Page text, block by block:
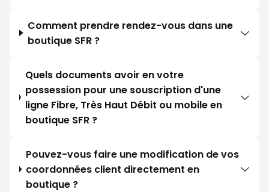
Comment prendre rendez-vous dans une
boutique SFR ?
Quels documents avoir en votre
possession pour une souscription d'une
ligne Fibre, Très Haut Débit ou mobile en
boutique SFR ?
Pouvez-vous faire une modification de vos
coordonnées client directement en
boutique ?